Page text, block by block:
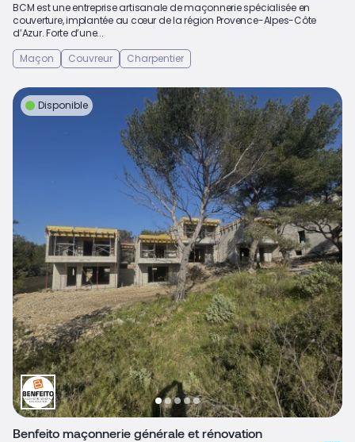
BCM est une entreprise artisanale de maçonnerie spécialisée en
couverture, implantée au cœur de la région Provence-Alpes-Côte
d’Azur. Forte d’une...
Maçon
Couvreur Charpentier
Disponible
Benfeito maçonnerie générale et rénovation